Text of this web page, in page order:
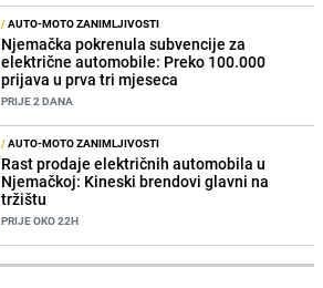
/AUTO-MOTO ZANIMLJIVOSTI
Njemačka pokrenula subvencije za
električne automobile: Preko 100.000
prijava u prva tri mjeseca
PRIJE 2 DANA
/AUTO-MOTO ZANIMLJIVOSTI
Rast prodaje električnih automobila u
Njemačkoj: Kineski brendovi glavni na
tržištu
PRIJE OKO 22H